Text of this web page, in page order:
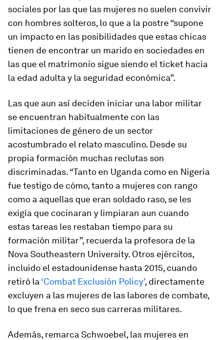
sociales por las que las mujeres no suelen convivir
con hombres solteros, lo que a la postre “supone
un impacto en las posibilidades que estas chicas
tienen de encontrar un marido en sociedades en
las que el matrimonio sigue siendo el ticket hacia
la edad adulta y la seguridad económica”.
Las que aun así deciden iniciar una labor militar
se encuentran habitualmente con las
limitaciones de género de un sector
acostumbrado el relato masculino. Desde su
propia formación muchas reclutas son
discriminadas. “Tanto en Uganda como en Nigeria
fue testigo de cómo, tanto a mujeres con rango
como a aquellas que eran soldado raso, se les
exigía que cocinaran y limpiaran aun cuando
estas tareas les restaban tiempo para su
formación militar”, recuerda la profesora de la
Nova Southeastern University. Otros ejércitos,
incluido el estadounidense hasta 2015, cuando
retiró la ‘Combat Exclusión Policy’, directamente
excluyen a las mujeres de las labores de combate,
lo que frena en seco sus carreras militares.
Además, remarca Schwoebel, las mujeres en